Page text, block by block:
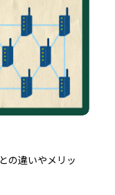
の違いやメリッ